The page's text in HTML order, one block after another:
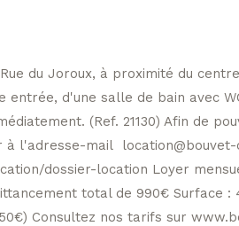
Rue du Joroux, à proximité du
entrée, d'une salle de bain avec
(Ref. 21130) Afin de
à l'adresse-mail
dossier-location Loyer
total de 990€ Surface
Consultez nos tarifs sur